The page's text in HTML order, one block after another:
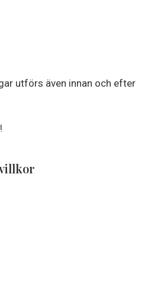
utförs även innan och efter